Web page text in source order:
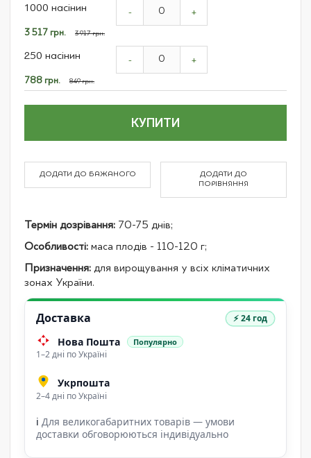
product
1000 насінин
Спеціальна
3 517 грн. 3 917 грн.
- +
250 насінин
Спеціальна
ціна
788 грн. 849 грн.
- +
КУПИТИ
ДОДАТИ ДО БАЖАНОГО
ДОДАТИ ДО
ПОРІВНЯННЯ
Термін дозрівання: 70-75 днів;
Особливості: маса плодів - 110-120 г;
Призначення: для вирощування у всіх кліматичних
зонах України.
Доставка ⚡ 24 год
Нова Пошта Популярно
1–2 дні по Україні
Укрпошта
2–4 дні по Україні
ℹ Для великогабаритних товарів — умови
доставки обговорюються індивідуально